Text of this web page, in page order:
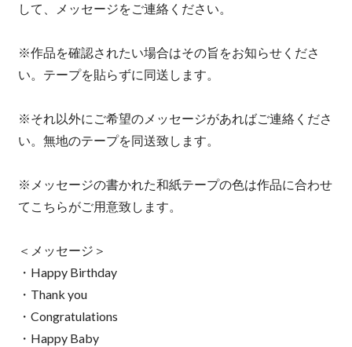
して、メッセージをご連絡ください。
※作品を確認されたい場合はその旨をお知らせくださ
い。テープを貼らずに同送します。
※それ以外にご希望のメッセージがあればご連絡くださ
い。無地のテープを同送致します。
※メッセージの書かれた和紙テープの色は作品に合わせ
てこちらがご用意致します。
＜メッセージ＞
・Happy Birthday
・Thank you
・Congratulations
・Happy Baby